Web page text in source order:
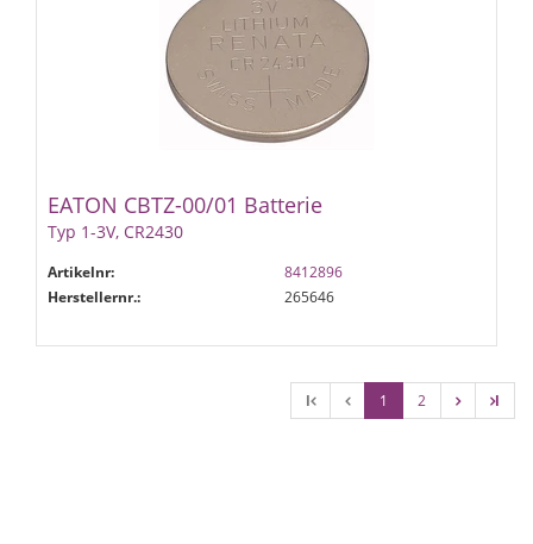
EATON CBTZ-00/01 Batterie
Typ 1-3V, CR2430
Artikelnr:
8412896
Herstellernr.:
265646
l 1 2 l